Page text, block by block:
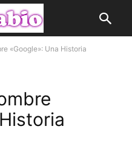
«Google»: Una Historia